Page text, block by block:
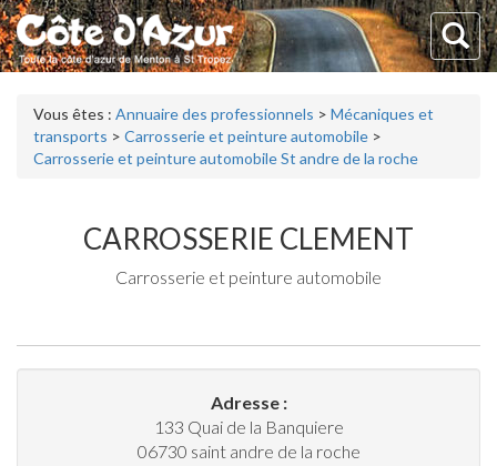
Vous êtes : Annuaire des professionnels > Mécaniques et
transports > Carrosserie et peinture automobile >
Carrosserie et peinture automobile St andre de la roche
CARROSSERIE CLEMENT
Carrosserie et peinture automobile
Adresse :
133 Quai de la Banquiere
06730 saint andre de la roche